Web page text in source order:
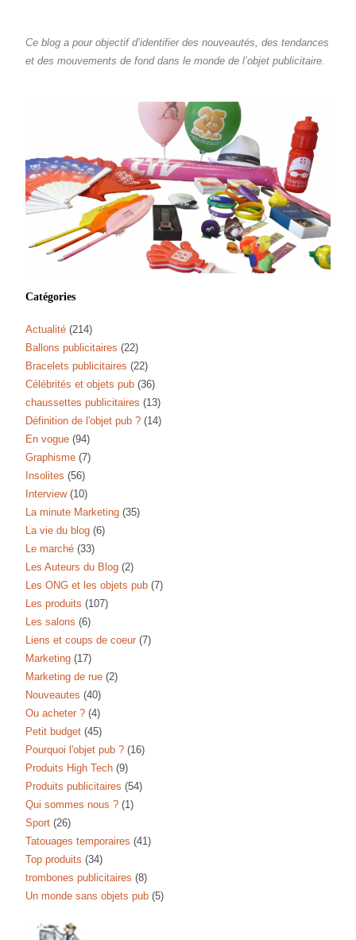
Ce blog a pour objectif d’identifier des nouveautés, des tendances
et des mouvements de fond dans le monde de l’objet publicitaire.
Catégories
Actualité (214)
Ballons publicitaires (22)
Bracelets publicitaires (22)
Célébrités et objets pub (36)
chaussettes publicitaires (13)
Définition de l'objet pub ? (14)
En vogue (94)
Graphisme (7)
Insolites (56)
Interview (10)
La minute Marketing (35)
La vie du blog (6)
Le marché (33)
Les Auteurs du Blog (2)
Les ONG et les objets pub (7)
Les produits (107)
Les salons (6)
Liens et coups de coeur (7)
Marketing (17)
Marketing de rue (2)
Nouveautes (40)
Ou acheter ? (4)
Petit budget (45)
Pourquoi l'objet pub ? (16)
Produits High Tech (9)
Produits publicitaires (54)
Qui sommes nous ? (1)
Sport (26)
Tatouages temporaires (41)
Top produits (34)
trombones publicitaires (8)
Un monde sans objets pub (5)